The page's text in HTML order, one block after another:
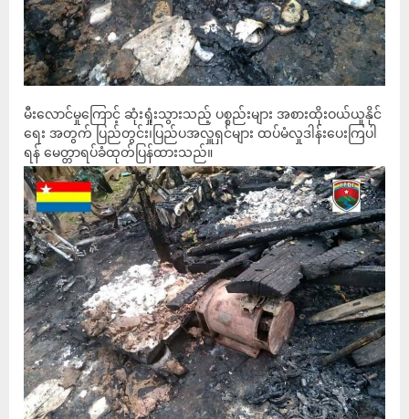
မီးလောင်မှုကြောင့် ဆုံးရှုံးသွားသည့် ပစ္စည်းများ အစားထိုးဝယ်ယူနိုင်
ရေး အတွက် ပြည်တွင်း၊ပြည်ပအလှူရှင်များ ထပ်မံလှုဒါန်းပေးကြပါ
ရန် မေတ္တာရပ်ခံထုတ်ပြန်ထားသည်။